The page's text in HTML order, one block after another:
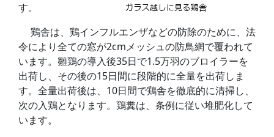
す。
鶏舎は、鶏インフルエンザなどの防除のために、法
令により全ての窓が2cmメッシュの防鳥網で覆われて
います。雛鶏の導入後35日で1.5万羽のブロイラーを
出荷し、その後の15日間に段階的に全量を出荷しま
す。全量出荷後は、10日間で鶏舎を徹底的に清掃し、
次の入鶏となります。鶏糞は、条例に従い堆肥化して
います。